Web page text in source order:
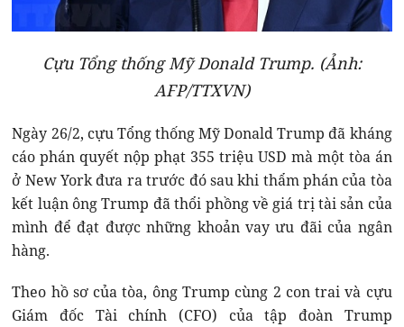
Cựu Tổng thống Mỹ Donald Trump. (Ảnh:
AFP/TTXVN)
Ngày 26/2, cựu Tổng thống Mỹ Donald Trump đã kháng
cáo phán quyết nộp phạt 355 triệu USD mà một tòa án
ở New York đưa ra trước đó sau khi thẩm phán của tòa
kết luận ông Trump đã thổi phồng về giá trị tài sản của
mình để đạt được những khoản vay ưu đãi của ngân
hàng.
Theo hồ sơ của tòa, ông Trump cùng 2 con trai và cựu
Giám đốc Tài chính (CFO) của tập đoàn Trump